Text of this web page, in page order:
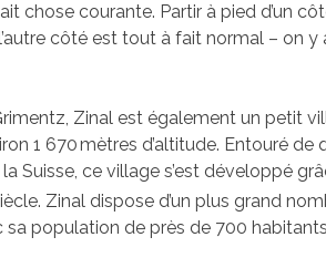
chose courante. Partir à pied d’un
côté est tout à fait normal – on y
Zinal est également un petit
1 670 mètres d’altitude. Entouré
Suisse, ce village s’est développé
Zinal dispose d’un plus grand
sa population de près de 700